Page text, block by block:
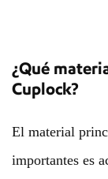
¿Qué
Cuplock?
El material
importantes es